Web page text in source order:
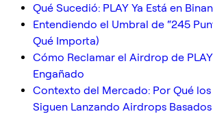
Qué Sucedió: PLAY Ya Está en
Entendiendo el Umbral de “245
Qué Importa)
Cómo Reclamar el Airdrop de
Engañado
Contexto del Mercado: Por Qué los
Siguen Lanzando Airdrops